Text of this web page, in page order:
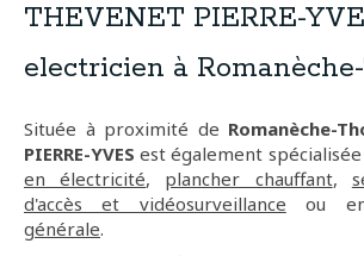
THEVENET PIERRE-
electricien à
Située à proximité de Romanèche-
PIERRE-YVES est également
en électricité, plancher chauffant,
d'accès et vidéosurveillance ou
générale.